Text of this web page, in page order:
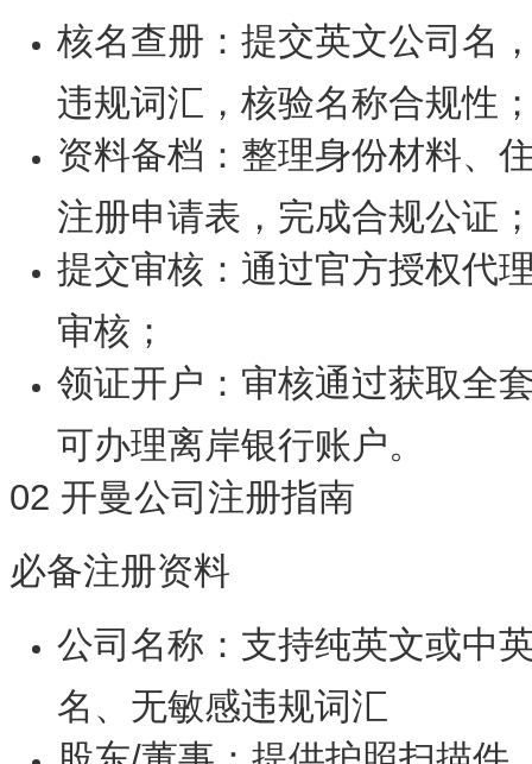
核名查册：提交英文公司名
违规词汇，核验名称合规性
资料备档：整理身份材料、
注册申请表，完成合规公证
提交审核：通过官方授权代
审核；
领证开户：审核通过获取全
可办理离岸银行账户。
02 开曼公司注册指南
必备注册资料
公司名称：支持纯英文或中
名、无敏感违规词汇